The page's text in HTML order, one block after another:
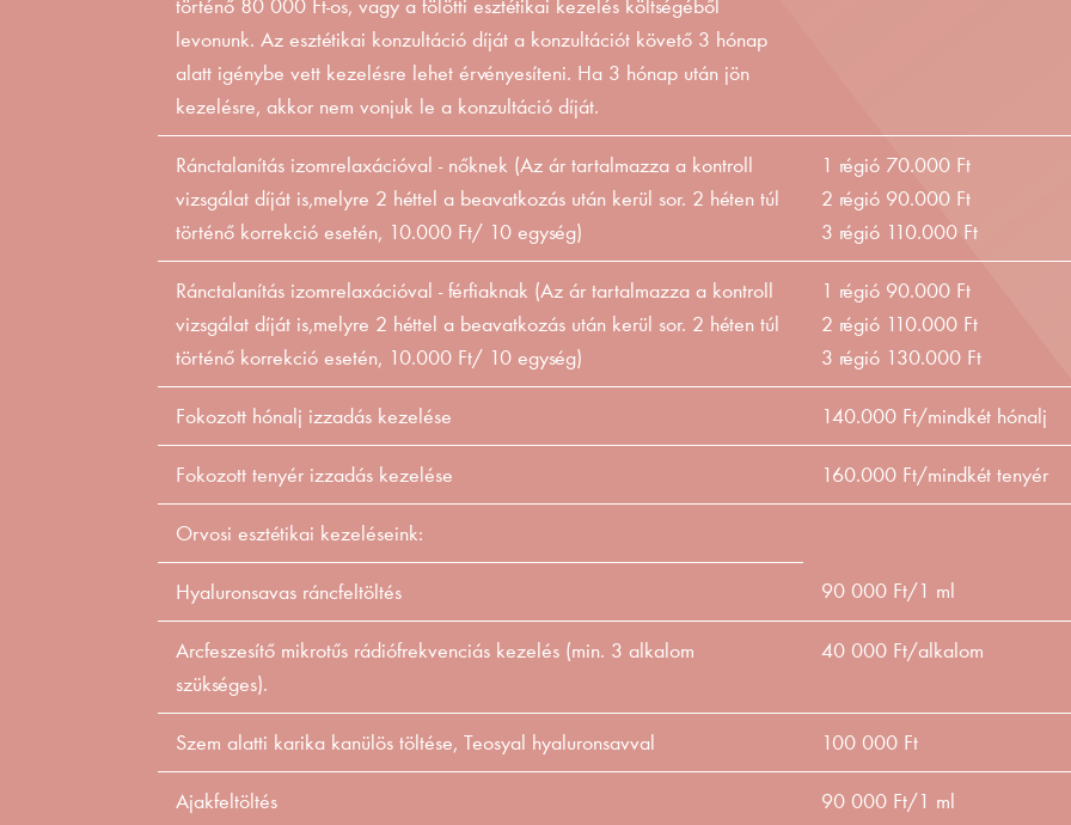
történő 80 000 Ft-os, vagy a fölötti esztétikai kezelés költségéből
levonunk. Az esztétikai konzultáció díját a konzultációt követő 3 hónap
alatt igénybe vett kezelésre lehet érvényesíteni. Ha 3 hónap után jön
kezelésre, akkor nem vonjuk le a konzultáció díját.
Ránctalanítás izomrelaxációval - nőknek (Az ár tartalmazza a kontroll
vizsgálat díját is,melyre 2 héttel a beavatkozás után kerül sor. 2 héten túl
történő korrekció esetén, 10.000 Ft/ 10 egység)
1 régió 70.000 Ft
2 régió 90.000 Ft
3 régió 110.000 Ft
Ránctalanítás izomrelaxációval - férfiaknak (Az ár tartalmazza a kontroll
vizsgálat díját is,melyre 2 héttel a beavatkozás után kerül sor. 2 héten túl
történő korrekció esetén, 10.000 Ft/ 10 egység)
1 régió 90.000 Ft
2 régió 110.000 Ft
3 régió 130.000 Ft
Fokozott hónalj izzadás kezelése 140.000 Ft/mindkét hónalj
Fokozott tenyér izzadás kezelése 160.000 Ft/mindkét tenyér
Orvosi esztétikai kezeléseink:
Hyaluronsavas ráncfeltöltés 90 000 Ft/1 ml
Arcfeszesítő mikrotűs rádiófrekvenciás kezelés (min. 3 alkalom
szükséges).
40 000 Ft/alkalom
Szem alatti karika kanülös töltése, Teosyal hyaluronsavval 100 000 Ft
Ajakfeltöltés 90 000 Ft/1 ml